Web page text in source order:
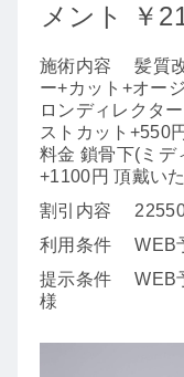
メント ￥
施術内容
髪質
ー+カット+オー
ロンディレクタ
ストカット+550
料金 鎖骨下(ミデ
+1100円 頂戴い
割引内容
利用条件
WEB
提示条件
WEB
様